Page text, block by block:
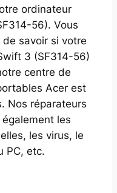
ordinateur
56). Vous
de savoir si votre
3 (SF314-56)
centre de
Acer est
Nos réparateurs
les
les virus, le
PC, etc.